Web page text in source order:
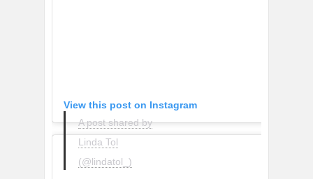
View this post on Instagram
A post shared by
Linda Tol
(@lindatol_)